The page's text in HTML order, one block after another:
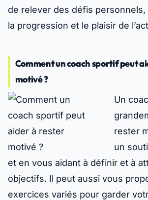
de relever des défis personnels,
la progression et le plaisir de
Comment un coach sportif peut
motivé ?
Un
rester
un
et en vous aidant à définir et à
objectifs. Il peut aussi vous
exercices variés pour garder